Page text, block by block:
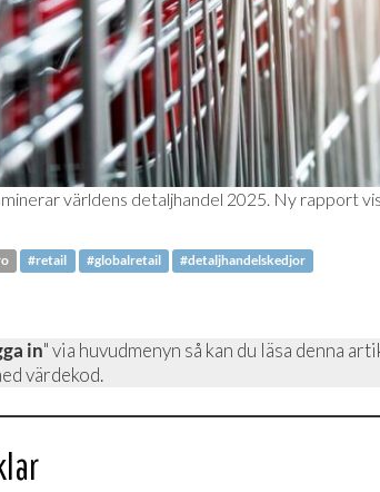
världens detaljhandel 2025. Ny rapport
#retail #globalretail #detaljhandelskedjor
in" via huvudmenyn så kan du läsa denna
värdekod.